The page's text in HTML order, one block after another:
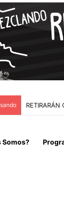
“NO
Somos?